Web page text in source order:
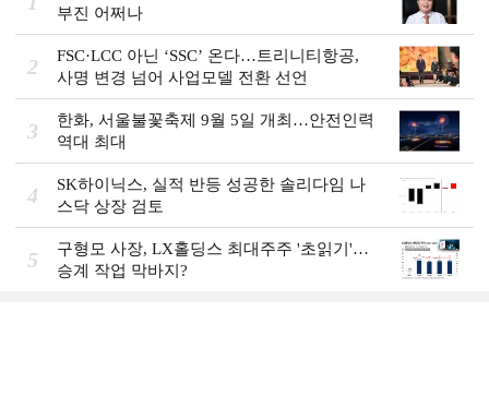
부진 어쩌나
2
FSC·LCC 아닌 ‘SSC’ 온다…트리니티항공,
사명 변경 넘어 사업모델 전환 선언
3
한화, 서울불꽃축제 9월 5일 개최…안전인력
역대 최대
4
SK하이닉스, 실적 반등 성공한 솔리다임 나
스닥 상장 검토
5
구형모 사장, LX홀딩스 최대주주 '초읽기'…
승계 작업 막바지?